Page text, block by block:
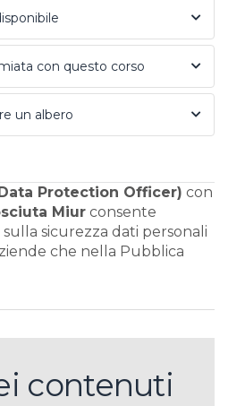
con questo corso
un albero
Protection Officer) con
Miur consente
sicurezza dati personali
che nella Pubblica
contenuti